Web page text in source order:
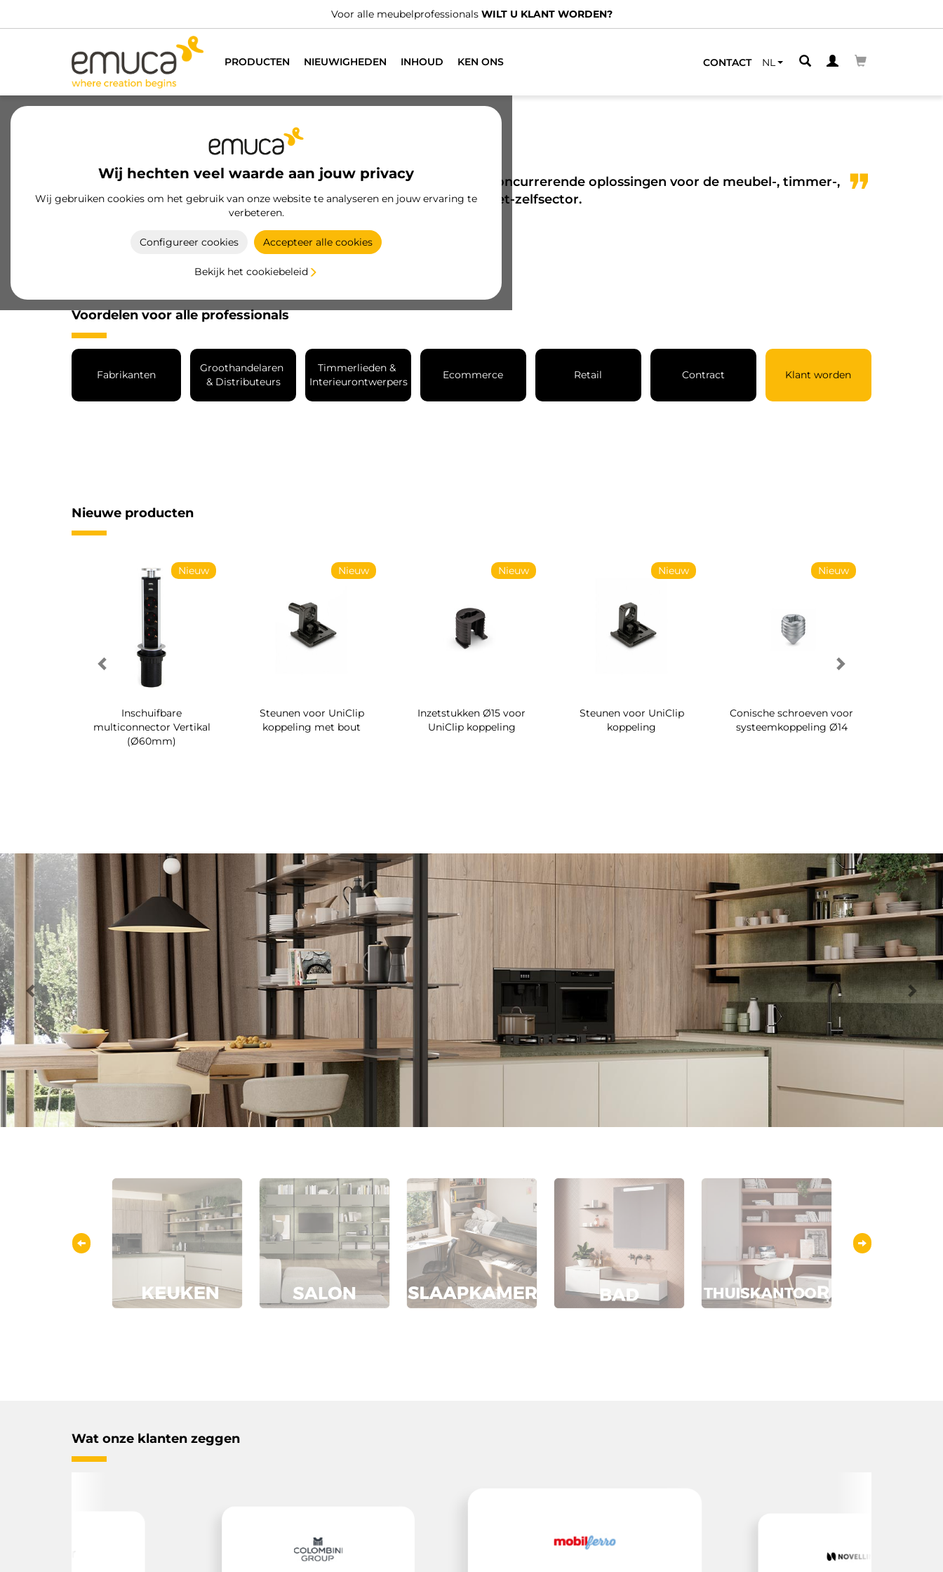
We hebben gespecialiseerde distributeurs.
PRODUCTEN NIEUWIGHEDEN INHOUD KEN ONS CONTACT NL
Wij hechten veel waarde aan jouw privacy
Wij gebruiken cookies om het gebruik van onze website te analyseren en jouw ervaring te
verbeteren.
Configureer cookies Accepteer alle cookies
Bekijk het cookiebeleid
Wij bieden inspiratie en een breed scala aan innovatieve en concurrerende oplossingen voor de meubel-, timmer-,
ijzerwaren- en doe-het-zelfsector.
Voordelen voor alle professionals
Fabrikanten
Groothandelaren
& Distributeurs
Timmerlieden &
Interieurontwerpers
Ecommerce Retail Contract Klant worden
Nieuwe producten
Nieuw
Inschuifbare
multiconnector Vertikal
(Ø60mm)
Nieuw
Steunen voor UniClip
koppeling met bout
Nieuw
Inzetstukken Ø15 voor
UniClip koppeling
Nieuw
Steunen voor UniClip
koppeling
Nieuw
Conische schroeven voor
systeemkoppeling Ø14
Wat onze klanten zeggen